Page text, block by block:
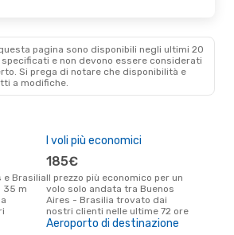
pagina sono disponibili negli ultimi 20
e non devono essere considerati
Si prega di notare che disponibilità e
a modifiche.
35 m
I voli più economici
185€
Il prezzo più economico per un
volo solo andata tra Buenos
Aires - Brasilia trovato dai
nostri clienti nelle ultime 72 ore
Aeroporto di destinazione